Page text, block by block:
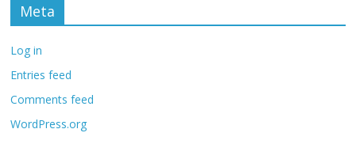
Meta
Log in
Entries feed
Comments feed
WordPress.org